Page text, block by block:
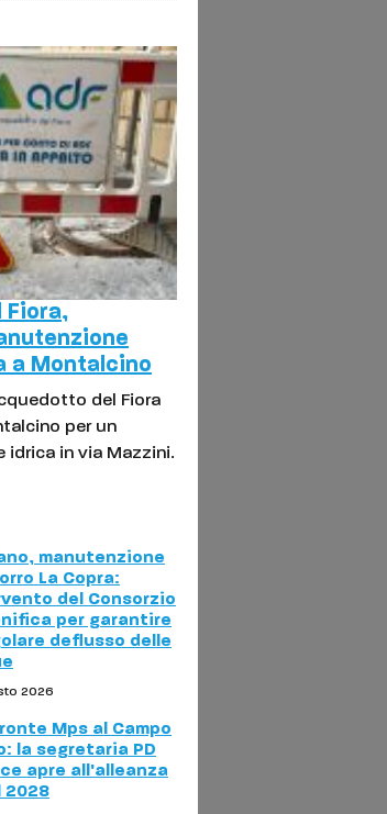
Fiora,
a Montalcino
del Fiora
per un
idrica in via Mazzini.
manutenzione
La Copra:
del Consorzio
per garantire
deflusso delle
2026
Mps al Campo
la segretaria PD
apre all'alleanza
2028